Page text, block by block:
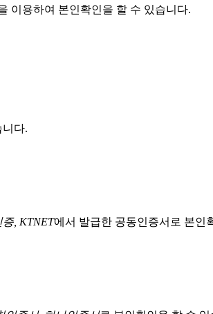
이용하여 본인확인을 할 수 있습니다.
다.
, KTNET에서 발급한 공동인증서로 본인